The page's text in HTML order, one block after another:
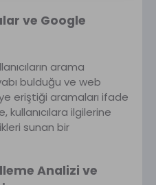
ve Google
arama
bulduğu ve web
eriştiği aramaları ifade
kullanıcılara ilgilerine
sunan bir
Analizi ve